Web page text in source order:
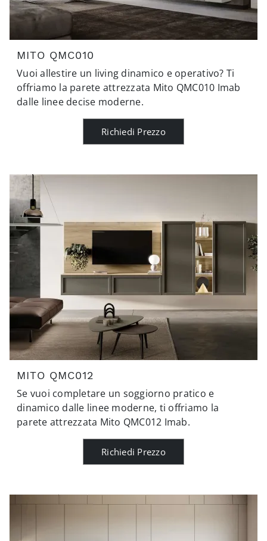
MITO QMC010
Vuoi allestire un living dinamico e operativo? Ti
offriamo la parete attrezzata Mito QMC010 Imab
dalle linee decise moderne.
Richiedi Prezzo
MITO QMC012
Se vuoi completare un soggiorno pratico e
dinamico dalle linee moderne, ti offriamo la
parete attrezzata Mito QMC012 Imab.
Richiedi Prezzo